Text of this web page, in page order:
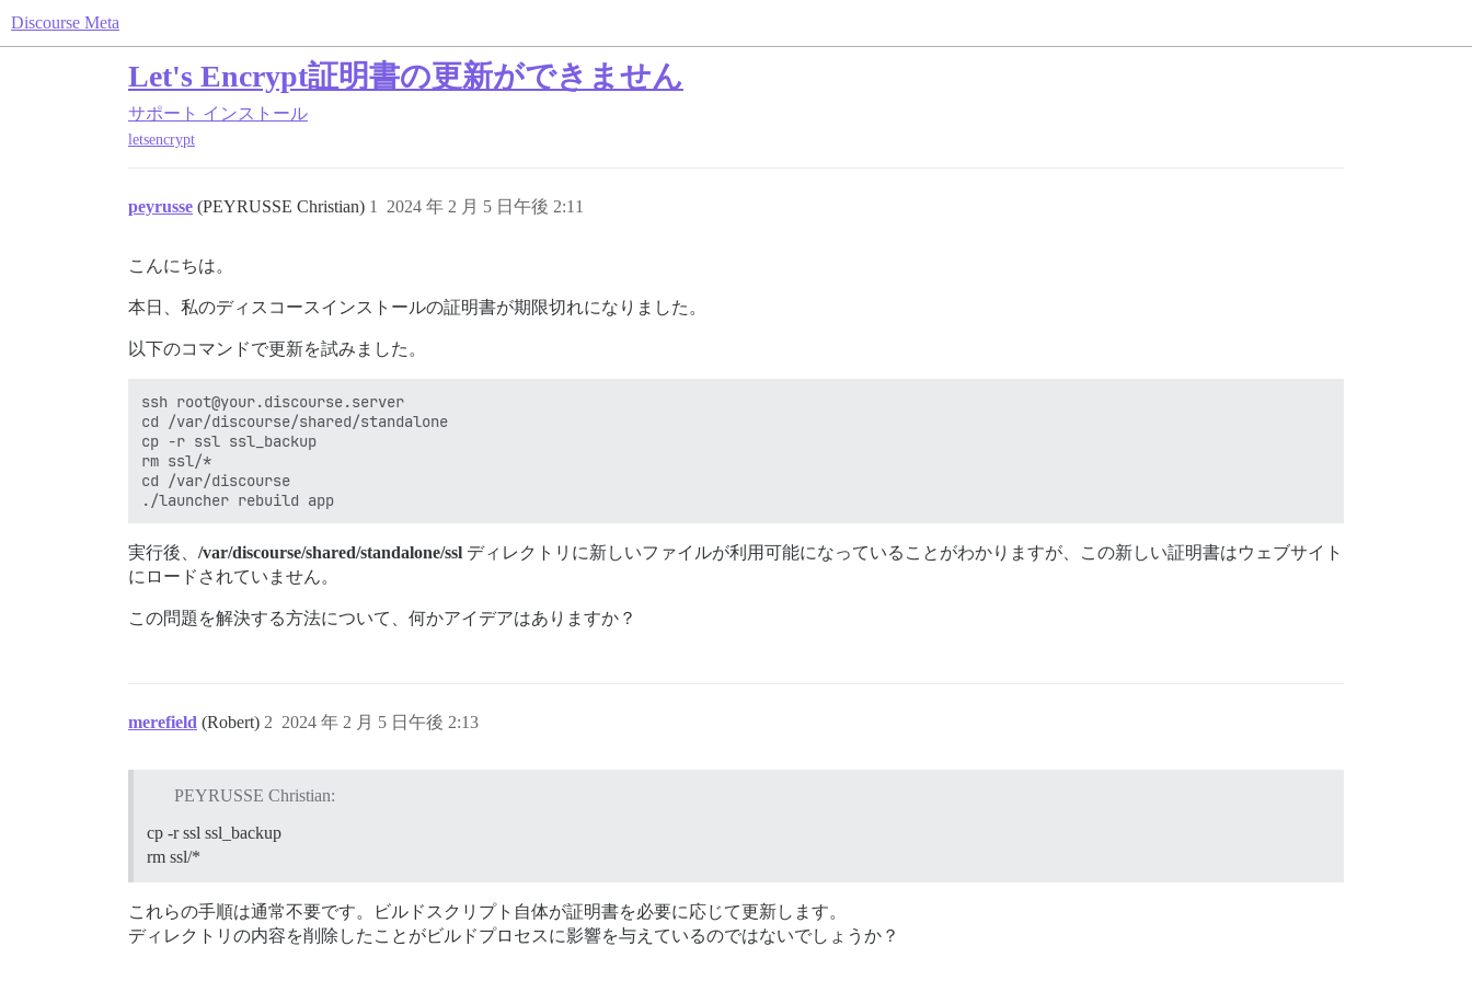
Discourse Meta
Let's Encrypt証明書の更新ができません
サポート インストール
letsencrypt
peyrusse (PEYRUSSE Christian) 2024 年 2 月 5 日午後 2:11
1
こんにちは。
本日、私のディスコースインストールの証明書が期限切れになりました。
以下のコマンドで更新を試みました。
ssh root@your.discourse.server
cd /var/discourse/shared/standalone
cp -r ssl ssl_backup
rm ssl/*
cd /var/discourse
実行後、 /var/discourse/shared/standalone/ssl ディレクトリに新しいファイルが利用可能になっていることがわかりますが、この新しい証明書はウェブサイト
にロードされていません。
この問題を解決する方法について、何かアイデアはありますか？
merefield (Robert) 2024 年 2 月 5 日午後 2:13
2
PEYRUSSE Christian:
cp -r ssl ssl_backup
rm ssl/*
これらの手順は通常不要です。ビルドスクリプト自体が証明書を必要に応じて更新します。
ディレクトリの内容を削除したことがビルドプロセスに影響を与えているのではないでしょうか？